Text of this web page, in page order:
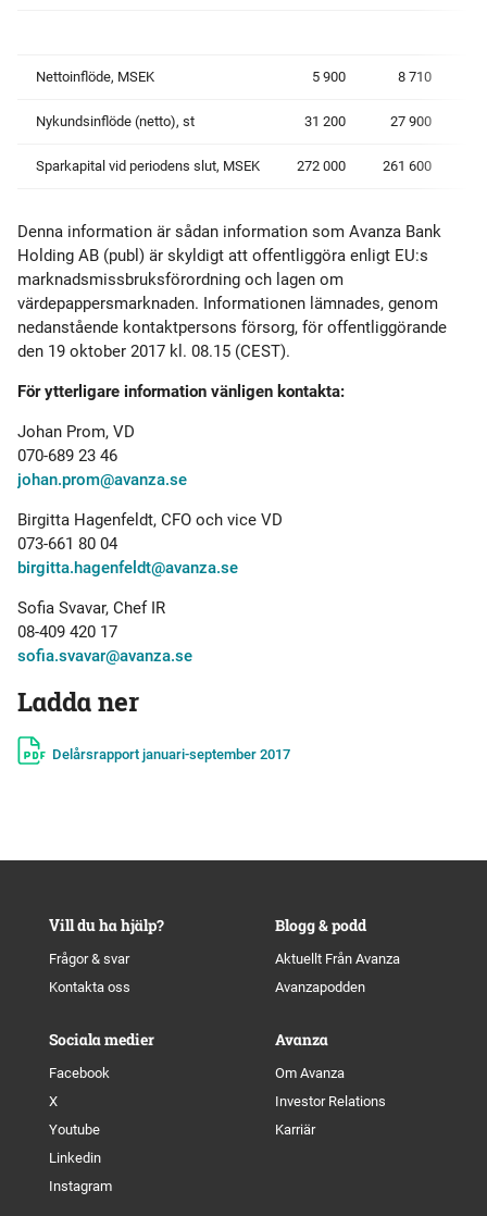
Nettoinflöde, MSEK 5 900 8 710
Nykundsinflöde (netto), st 31 200 27 900
Sparkapital vid periodens slut, MSEK 272 000 261 600
Denna information är sådan information som Avanza Bank
Holding AB (publ) är skyldigt att offentliggöra enligt EU:s
marknadsmiss­bruksförordning och lagen om
värdepappersmarknaden. Informationen lämnades, genom
nedanstående kontaktpersons försorg, för offentliggörande
den 19 oktober 2017 kl. 08.15 (CEST).
För ytterligare information vänligen kontakta:
Johan Prom, VD
070-689 23 46
johan.prom@avanza.se
Birgitta Hagenfeldt, CFO och vice VD
073-661 80 04
birgitta.hagenfeldt@avanza.se
Sofia Svavar, Chef IR
08-409 420 17
sofia.svavar@avanza.se
Ladda ner
Delårsrapport januari-september 2017
Vill du ha hjälp?
Frågor & svar
Kontakta oss
Blogg & podd
Aktuellt Från Avanza
Avanzapodden
Sociala medier
Facebook
X
Youtube
Linkedin
Instagram
Avanza
Om Avanza
Investor Relations
Karriär